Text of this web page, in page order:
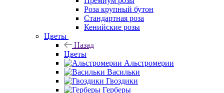
Роза крупный бутон
Стандартная роза
Кенийские розы
Цветы
Назад
Цветы
Альстромерии
Васильки
Гвоздики
Герберы